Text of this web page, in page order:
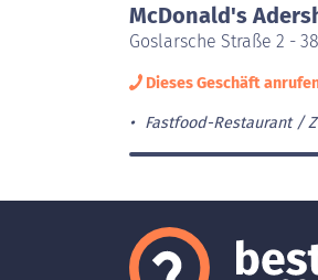
McDonald's
Goslarsche Straße 2 -
Dieses Geschäft
Fastfood-Restaurant